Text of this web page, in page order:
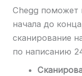
Chegg поможет
начала до
сканирование
по написанию